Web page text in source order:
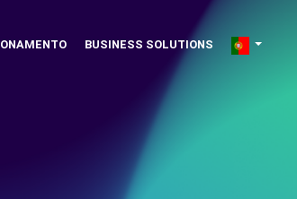
BUSINESS SOLUTIONS